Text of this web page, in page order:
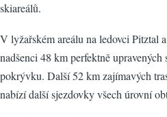
skiareálů.
V lyžařském areálu na ledovci Pitztal
nadšenci 48 km perfektně upravených
pokrývku. Další 52 km zajímavých
nabízí další sjezdovky všech úrovní